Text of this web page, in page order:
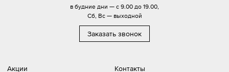
Акции
Контакты
в будние дни — с 9.00 до 19.00,
Сб, Вс — выходной
Заказать звонок